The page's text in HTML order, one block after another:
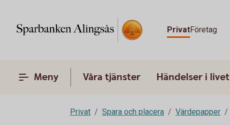
PrivatFöretag
Meny Våra tjänster Händelser i livet
Privat Spara och placera Värdepapper